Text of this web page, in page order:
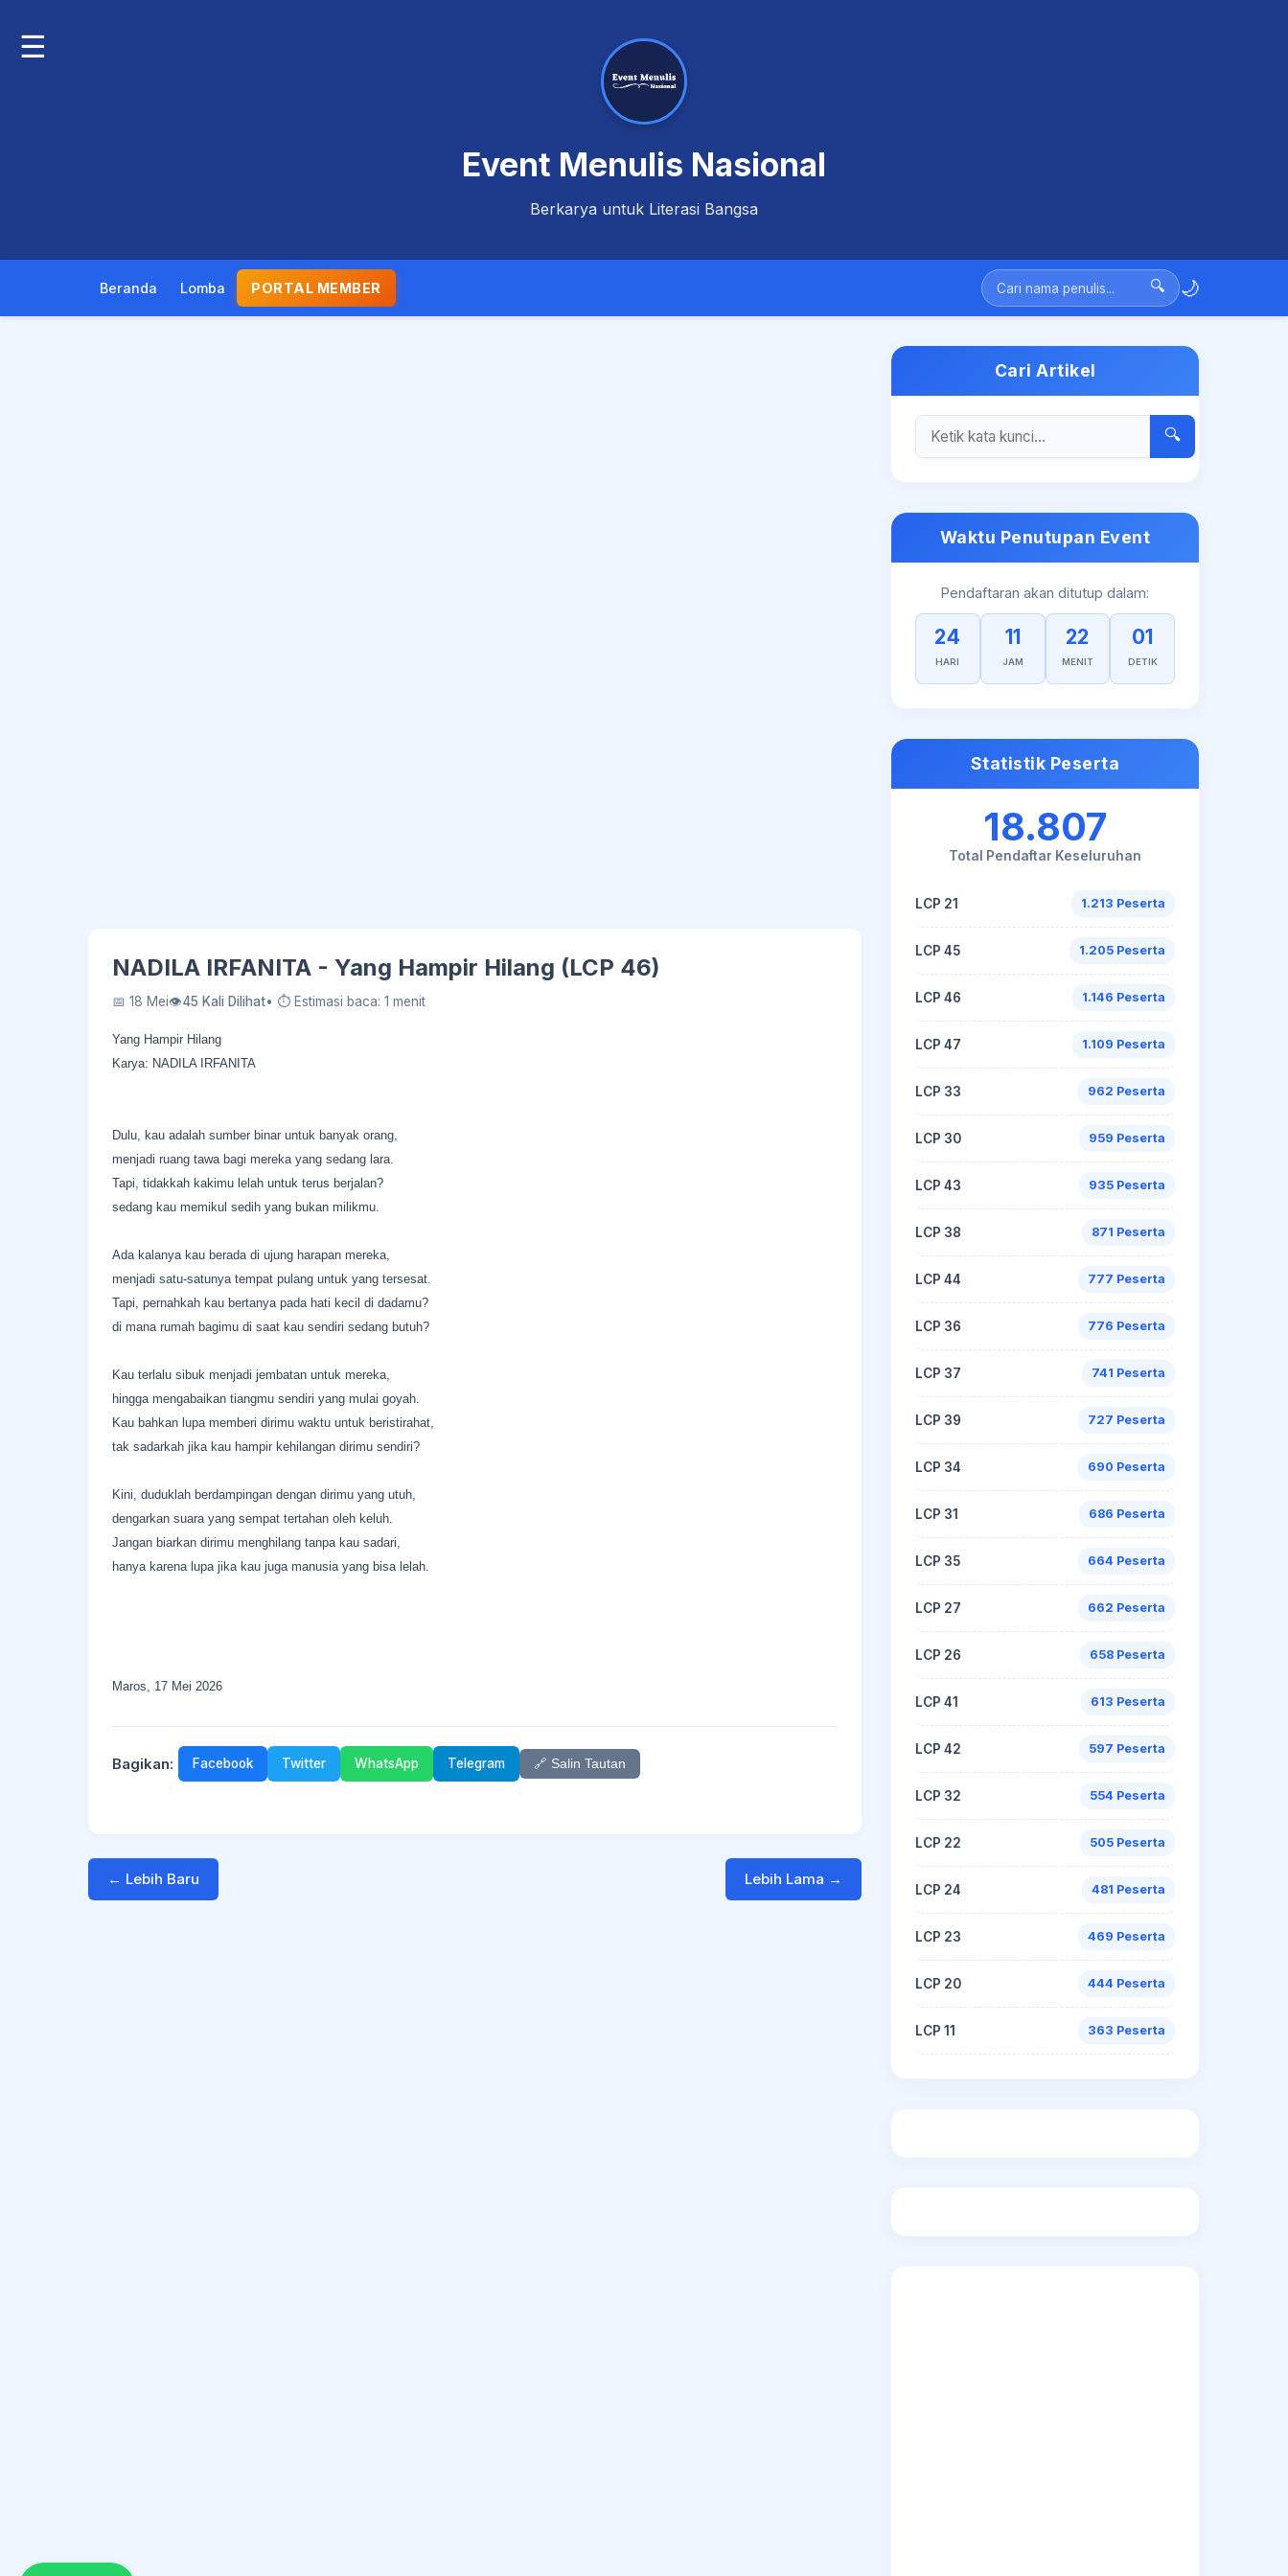
☰
Event Menulis Nasional
Berkarya untuk Literasi Bangsa
Beranda Lomba PORTAL MEMBER 🔍 🌙
NADILA IRFANITA - Yang Hampir Hilang (LCP 46)
📅 18 Mei👁45 Kali Dilihat• ⏱ Estimasi baca: 1 menit
Yang Hampir Hilang
Karya: NADILA IRFANITA
Dulu, kau adalah sumber binar untuk banyak orang,
menjadi ruang tawa bagi mereka yang sedang lara.
Tapi, tidakkah kakimu lelah untuk terus berjalan?
sedang kau memikul sedih yang bukan milikmu.
Ada kalanya kau berada di ujung harapan mereka,
menjadi satu-satunya tempat pulang untuk yang tersesat.
Tapi, pernahkah kau bertanya pada hati kecil di dadamu?
di mana rumah bagimu di saat kau sendiri sedang butuh?
Kau terlalu sibuk menjadi jembatan untuk mereka,
hingga mengabaikan tiangmu sendiri yang mulai goyah.
Kau bahkan lupa memberi dirimu waktu untuk beristirahat,
tak sadarkah jika kau hampir kehilangan dirimu sendiri?
Kini, duduklah berdampingan dengan dirimu yang utuh,
dengarkan suara yang sempat tertahan oleh keluh.
Jangan biarkan dirimu menghilang tanpa kau sadari,
hanya karena lupa jika kau juga manusia yang bisa lelah.
Maros, 17 Mei 2026
Bagikan: Facebook Twitter WhatsApp Telegram 🔗 Salin Tautan
← Lebih Baru Lebih Lama →
Cari Artikel
🔍
Waktu Penutupan Event
Pendaftaran akan ditutup dalam:
24
HARI
11
JAM
22
MENIT
00
DETIK
Statistik Peserta
18.807
Total Pendaftar Keseluruhan
LCP 21 1.213 Peserta
LCP 45 1.205 Peserta
LCP 46 1.146 Peserta
LCP 47 1.109 Peserta
LCP 33 962 Peserta
LCP 30 959 Peserta
LCP 43 935 Peserta
LCP 38 871 Peserta
LCP 44 777 Peserta
LCP 36 776 Peserta
LCP 37 741 Peserta
LCP 39 727 Peserta
LCP 34 690 Peserta
LCP 31 686 Peserta
LCP 35 664 Peserta
LCP 27 662 Peserta
LCP 26 658 Peserta
LCP 41 613 Peserta
LCP 42 597 Peserta
LCP 32 554 Peserta
LCP 22 505 Peserta
LCP 24 481 Peserta
LCP 23 469 Peserta
LCP 20 444 Peserta
LCP 11 363 Peserta